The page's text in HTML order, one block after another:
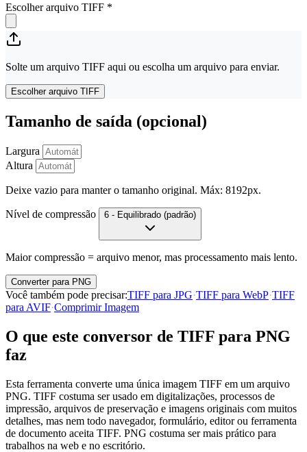
Escolher arquivo TIFF *
Solte um arquivo TIFF aqui ou escolha um arquivo para enviar.
Escolher arquivo TIFF
Tamanho de saída (opcional)
Largura
Altura
Deixe vazio para manter o tamanho original. Máx: 8192px.
Nível de compressão 6 - Equilibrado (padrão)
Maior compressão = arquivo menor, mas processamento mais lento.
Converter para PNG
Você também pode precisar:TIFF para JPG·TIFF para WebP·TIFF
para AVIF·Comprimir Imagem
O que este conversor de TIFF para PNG
faz
Esta ferramenta converte uma única imagem TIFF em um arquivo
PNG. TIFF costuma ser usado em digitalizações, processos de
impressão, arquivos de preservação e imagens originais com muitos
detalhes, mas nem todo navegador, formulário, editor ou ferramenta
de documento aceita TIFF. PNG costuma ser mais prático para
trabalhos na web e no escritório.